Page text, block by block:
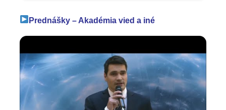
Prednášky – Akadémia vied a iné